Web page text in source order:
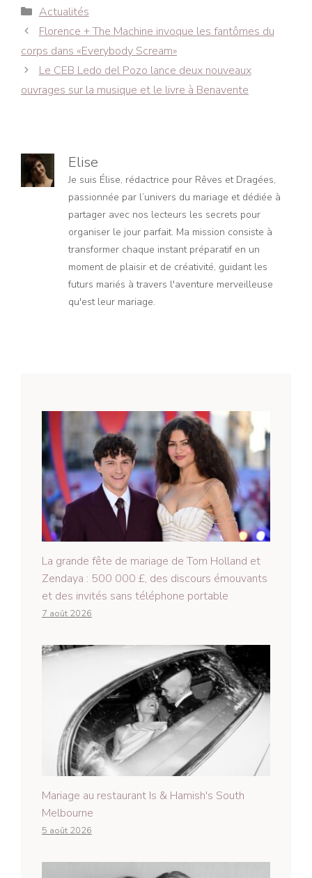
Catégories
Actualités
Navigation
des
articles
Florence + The Machine invoque les fantômes du
corps dans «Everybody Scream»
Le CEB Ledo del Pozo lance deux nouveaux
ouvrages sur la musique et le livre à Benavente
Elise
Je suis Élise, rédactrice pour Rêves et Dragées,
passionnée par l’univers du mariage et dédiée à
partager avec nos lecteurs les secrets pour
organiser le jour parfait. Ma mission consiste à
transformer chaque instant préparatif en un
moment de plaisir et de créativité, guidant les
futurs mariés à travers l'aventure merveilleuse
qu'est leur mariage.
La grande fête de mariage de Tom Holland et
Zendaya : 500 000 £, des discours émouvants
et des invités sans téléphone portable
7 août 2026
Mariage au restaurant Is & Hamish's South
Melbourne
5 août 2026